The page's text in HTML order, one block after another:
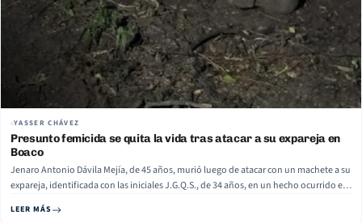
YASSER CHÁVEZ
Presunto femicida se quita la vida tras atacar a su expareja en
Boaco
Jenaro Antonio Dávila Mejía, de 45 años, murió luego de atacar con un machete a su
expareja, identificada con las iniciales J.G.Q.S., de 34 años, en un hecho ocurrido en
acuerdo con medios locales, el hecho… Read More
LEER MÁS